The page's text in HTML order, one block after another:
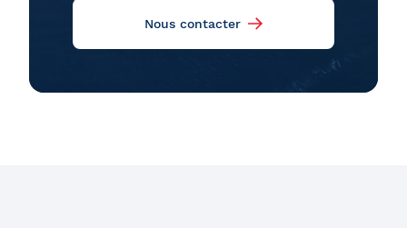
Nous contacter